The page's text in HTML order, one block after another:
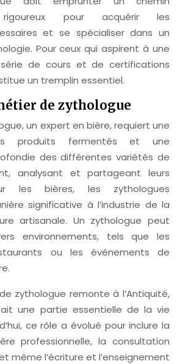
rigoureux pour acquérir les
et se spécialiser dans un
Pour ceux qui aspirent à une
de cours et de certifications
un tremplin essentiel.
de zythologue
un expert en bière, requiert une
produits fermentés et une
des différentes variétés de
analysant et partageant leurs
les bières, les zythologues
significative à l’industrie de la
artisanale. Un zythologue peut
environnements, tels que les
ou les événements de
zythologue remonte à l’Antiquité,
une partie essentielle de la vie
ce rôle a évolué pour inclure la
professionnelle, la consultation
même l’écriture et l’enseignement